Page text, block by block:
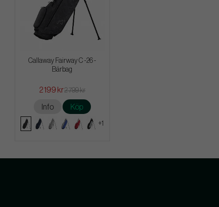
Callaway Fairway C -26 -
Bärbag
2 199 kr2 799 kr
Info Köp
+1